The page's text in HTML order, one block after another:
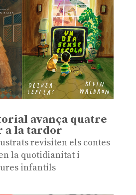
avança quatre
a la tardor
revisiten els contes
la quotidianitat i
infantils